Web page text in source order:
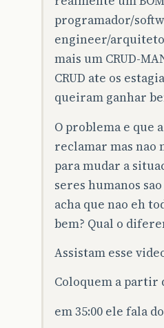
programador/
engineer/
mais um CRUD-
CRUD ate os
queiram ganhar
O problema e que
reclamar mas nao
para mudar a
seres humanos
acha que nao eh
bem? Qual o
Assistam esse
Coloquem a partir
em 35:00 ele fala